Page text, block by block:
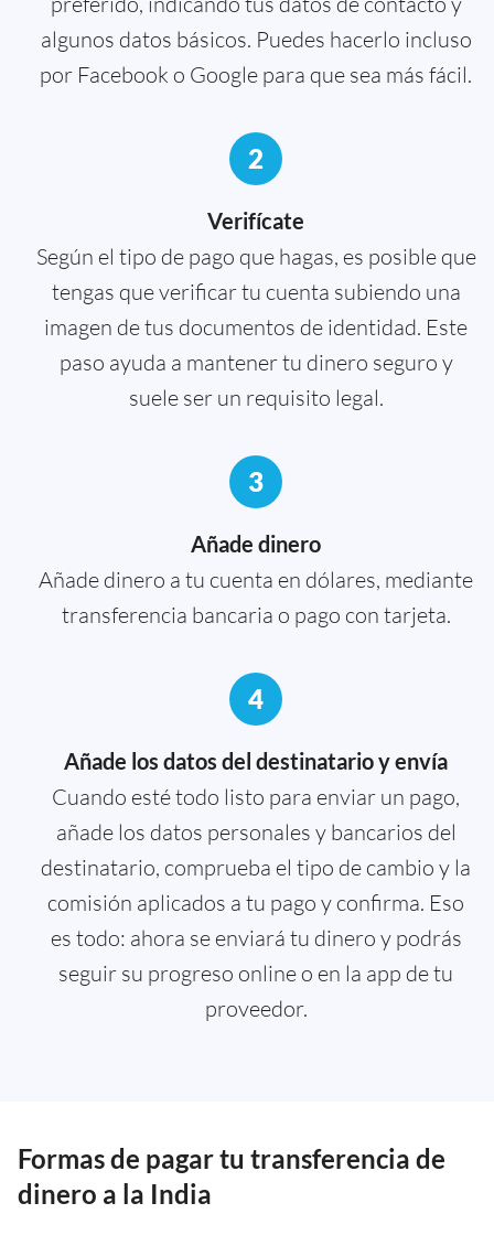
algunos datos básicos. Puedes hacerlo incluso
por Facebook o Google para que sea más fácil.
2
Verifícate
Según el tipo de pago que hagas, es posible que
tengas que verificar tu cuenta subiendo una
imagen de tus documentos de identidad. Este
paso ayuda a mantener tu dinero seguro y
suele ser un requisito legal.
3
Añade dinero
Añade dinero a tu cuenta en dólares, mediante
transferencia bancaria o pago con tarjeta.
4
Añade los datos del destinatario y envía
Cuando esté todo listo para enviar un pago,
añade los datos personales y bancarios del
destinatario, comprueba el tipo de cambio y la
comisión aplicados a tu pago y confirma. Eso
es todo: ahora se enviará tu dinero y podrás
seguir su progreso online o en la app de tu
proveedor.
Formas de pagar tu transferencia de
dinero a la India